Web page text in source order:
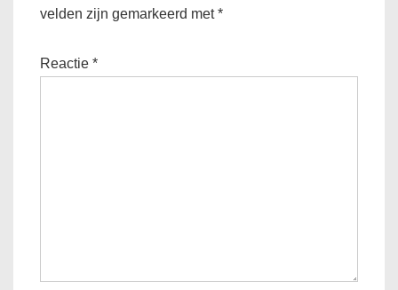
velden zijn gemarkeerd met*
Reactie *